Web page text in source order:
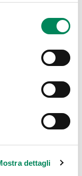
dettagli
da una
ogni
ogni aspetto
e